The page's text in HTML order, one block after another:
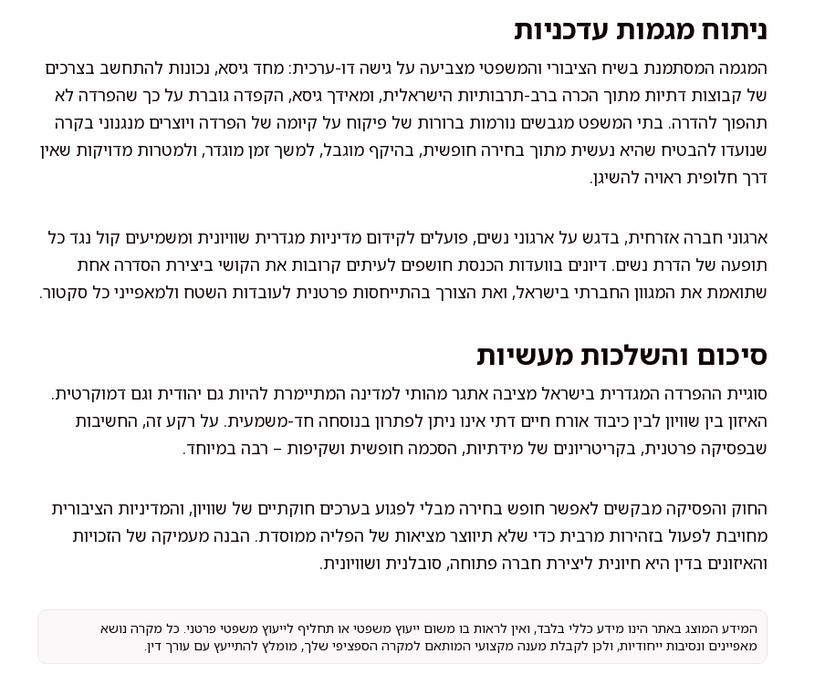
ניתוח מגמות עדכניות
המגמה המסתמנת בשיח הציבורי והמשפטי מצביעה על גישה דו-ערכית: מחד גיסא, נכונות להתחשב בצרכים
של קבוצות דתיות מתוך הכרה ברב-תרבותיות הישראלית, ומאידך גיסא, הקפדה גוברת על כך שהפרדה לא
תהפוך להדרה. בתי המשפט מגבשים נורמות ברורות של פיקוח על קיומה של הפרדה ויוצרים מנגנוני בקרה
שנועדו להבטיח שהיא נעשית מתוך בחירה חופשית, בהיקף מוגבל, למשך זמן מוגדר, ולמטרות מדויקות שאין
דרך חלופית ראויה להשיגן.
ארגוני חברה אזרחית, בדגש על ארגוני נשים, פועלים לקידום מדיניות מגדרית שוויונית ומשמיעים קול נגד כל
תופעה של הדרת נשים. דיונים בוועדות הכנסת חושפים לעיתים קרובות את הקושי ביצירת הסדרה אחת
שתואמת את המגוון החברתי בישראל, ואת הצורך בהתייחסות פרטנית לעובדות השטח ולמאפייני כל סקטור.
סיכום והשלכות מעשיות
סוגיית ההפרדה המגדרית בישראל מציבה אתגר מהותי למדינה המתיימרת להיות גם יהודית וגם דמוקרטית.
האיזון בין שוויון לבין כיבוד אורח חיים דתי אינו ניתן לפתרון בנוסחה חד-משמעית. על רקע זה, החשיבות
שבפסיקה פרטנית, בקריטריונים של מידתיות, הסכמה חופשית ושקיפות – רבה במיוחד.
החוק והפסיקה מבקשים לאפשר חופש בחירה מבלי לפגוע בערכים חוקתיים של שוויון, והמדיניות הציבורית
מחויבת לפעול בזהירות מרבית כדי שלא תיווצר מציאות של הפליה ממוסדת. הבנה מעמיקה של הזכויות
והאיזונים בדין היא חיונית ליצירת חברה פתוחה, סובלנית ושוויונית.
המידע המוצג באתר הינו מידע כללי בלבד, ואין לראות בו משום ייעוץ משפטי או תחליף לייעוץ משפטי פרטני. כל מקרה נושא
מאפיינים ונסיבות ייחודיות, ולכן לקבלת מענה מקצועי המותאם למקרה הספציפי שלך, מומלץ להתייעץ עם עורך דין.